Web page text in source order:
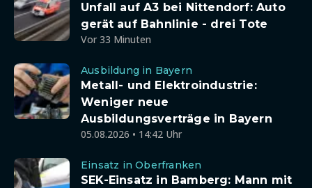
Unfall auf A3 bei Nittendorf: Auto
gerät auf Bahnlinie - drei Tote
Vor 33 Minuten
Ausbildung in Bayern
Metall- und Elektroindustrie:
Weniger neue
Ausbildungsverträge in Bayern
05.08.2026 • 14:42 Uhr
Einsatz in Oberfranken
SEK-Einsatz in Bamberg: Mann mit